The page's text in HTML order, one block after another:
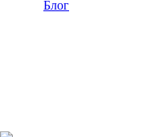
Блог